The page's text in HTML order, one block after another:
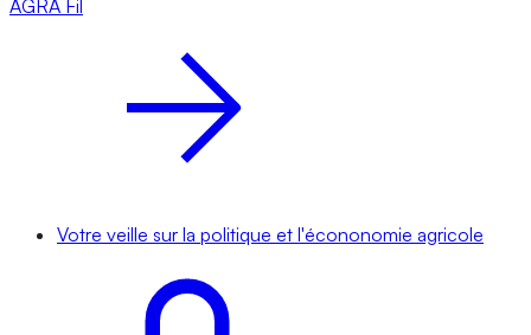
AGRA Fil
Votre veille sur la politique et l'écononomie agricole